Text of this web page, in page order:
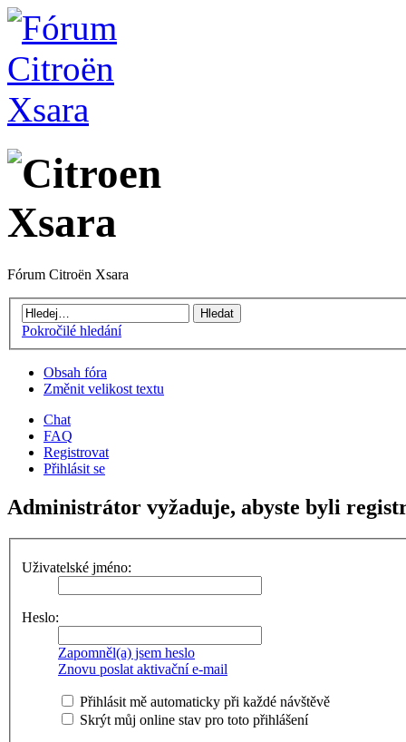
Fórum Citroën Xsara
Pokročilé hledání
Obsah fóra
Změnit velikost textu
Chat
FAQ
Registrovat
Přihlásit se
Administrátor vyžaduje, abyste byli
Uživatelské jméno:
Heslo:
Zapomněl(a) jsem heslo
Znovu poslat aktivační e-mail
Přihlásit mě automaticky při každé návštěvě
Skrýt můj online stav pro toto přihlášení